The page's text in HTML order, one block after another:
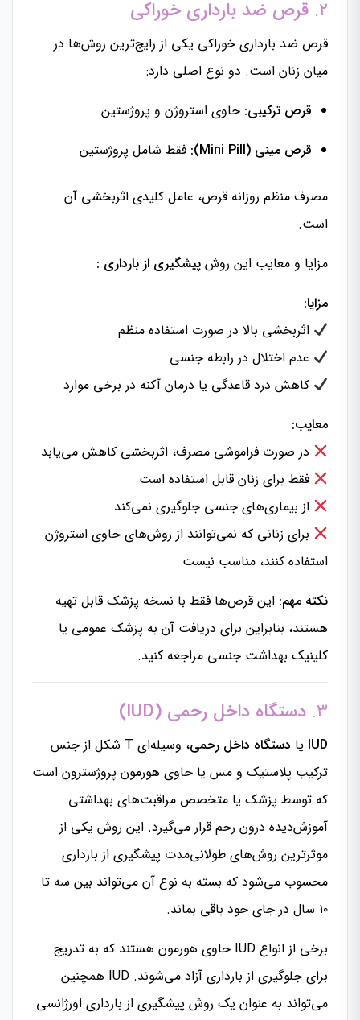
۲. قرص ضد بارداری خوراکی
قرص ضد بارداری خوراکی یکی از رایج‌ترین روش‌ها در
میان زنان است. دو نوع اصلی دارد:
قرص ترکیبی: حاوی استروژن و پروژستین
قرص مینی (Mini Pill):
فقط شامل پروژستین
مصرف منظم روزانه قرص، عامل کلیدی اثربخشی آن
است.
مزایا و معایب این روش پیشگیری از بارداری :
مزایا:
اثربخشی بالا در صورت استفاده منظم
عدم اختلال در رابطه جنسی
کاهش درد قاعدگی یا درمان آکنه در برخی موارد
معایب:
در صورت فراموشی مصرف، اثربخشی کاهش می‌یابد
فقط برای زنان قابل استفاده است
از بیماری‌های جنسی جلوگیری نمی‌کند
برای زنانی که نمی‌توانند از روش‌های حاوی استروژن
استفاده کنند، مناسب نیست
نکته مهم: این قرص‌ها فقط با نسخه پزشک قابل تهیه
هستند، بنابراین برای دریافت آن به پزشک عمومی یا
کلینیک بهداشت جنسی مراجعه کنید.
۳. دستگاه داخل رحمی (IUD)
IUD یا دستگاه داخل رحمی
، وسیله‌ای T شکل از جنس
ترکیب پلاستیک و مس یا حاوی هورمون پروژسترون است
که توسط پزشک یا متخصص مراقبت‌های بهداشتی
آموزش‌دیده درون رحم قرار می‌گیرد. این روش یکی از
موثرترین روش‌های طولانی‌مدت پیشگیری از بارداری
محسوب می‌شود که بسته به نوع آن می‌تواند بین سه تا
۱۰ سال در جای خود باقی بماند.
برخی از انواع IUD حاوی هورمون هستند که به تدریج
برای جلوگیری از بارداری آزاد می‌شوند. IUD همچنین
می‌تواند به عنوان یک روش پیشگیری از بارداری اورژانسی